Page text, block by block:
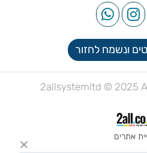
ונשמח לחזור
2allsystemltd © 2025
אתרים